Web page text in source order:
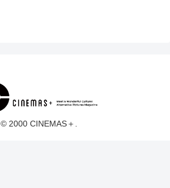
© 2000 CINEMAS＋.